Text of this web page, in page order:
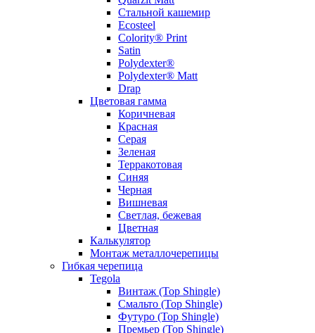
Стальной кашемир
Ecosteel
Colority® Print
Satin
Polydexter®
Polydexter® Matt
Drap
Цветовая гамма
Коричневая
Красная
Серая
Зеленая
Терракотовая
Синяя
Черная
Вишневая
Светлая, бежевая
Цветная
Калькулятор
Монтаж металлочерепицы
Гибкая черепица
Tegola
Винтаж (Top Shingle)
Смальто (Top Shingle)
Футуро (Top Shingle)
Премьер (Top Shingle)